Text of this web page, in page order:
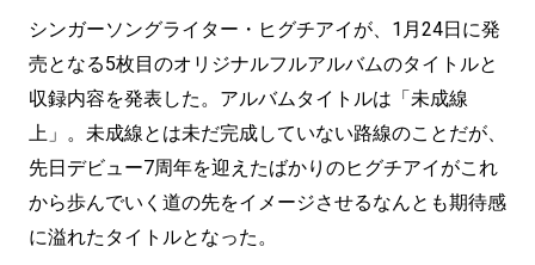
シンガーソングライター・ヒグチアイが、1月24日に発
売となる5枚目のオリジナルフルアルバムのタイトルと
収録内容を発表した。アルバムタイトルは「未成線
上」。未成線とは未だ完成していない路線のことだが、
先日デビュー7周年を迎えたばかりのヒグチアイがこれ
から歩んでいく道の先をイメージさせるなんとも期待感
に溢れたタイトルとなった。